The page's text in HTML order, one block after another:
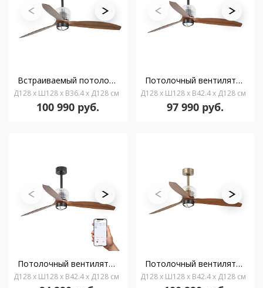
Встраиваемый потолочный вентилятор DECO FAN M, черный/орех, 3000K, TUYA
Д128 x Ш128 x В36.4 x Д128 см
100 990 руб.
Потолочный вентилятор DECO FAN M, черный/орех, 3000K, 0-10V/1-10V
Д128 x Ш128 x В42.4 x Д128 см
97 990 руб.
Потолочный вентилятор DECO FAN M, черный/ореховый, 3000K, TUYA
Д128 x Ш128 x В42.4 x Д128 см
Потолочный вентилятор DECO FAN M, цвет состаренное золото/орех, 3000K
Д128 x Ш128 x В42.4 x Д128 см